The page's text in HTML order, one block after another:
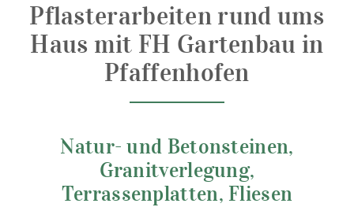
Pflasterarbeiten rund ums
Haus mit FH Gartenbau in
Pfaffenhofen
Natur- und Betonsteinen,
Granitverlegung,
Terrassenplatten, Fliesen